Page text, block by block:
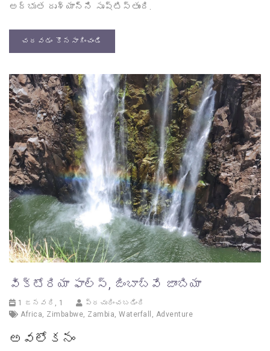
అద్భుత దృశ్యాన్ని సృష్టిస్తుంది.
చదవడం కొనసాగించండి
విక్టోరియా ఫాల్స్, జింబాబ్వే జాంబియా
1 జనవరి, 1
ప్రచురించబడింది
Africa, Zimbabwe, Zambia, Waterfall , Adventure
అవలోకనం